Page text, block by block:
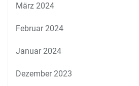
März 2024
Februar 2024
Januar 2024
Dezember 2023